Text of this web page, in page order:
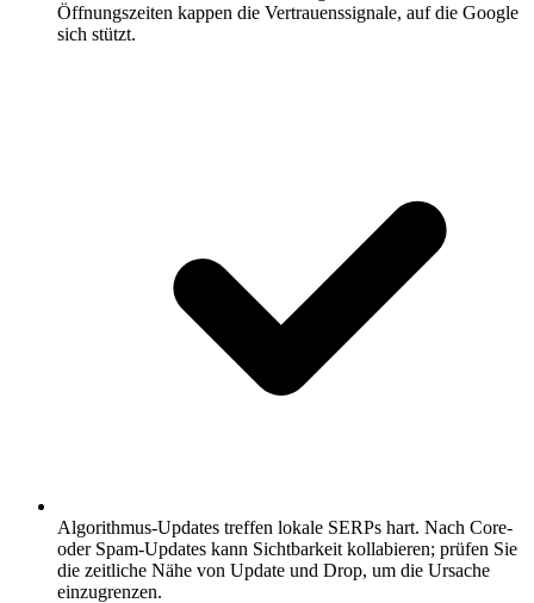
Öffnungszeiten kappen die Vertrauenssignale, auf die Google
sich stützt.
Algorithmus-Updates treffen lokale SERPs hart. Nach Core-
oder Spam-Updates kann Sichtbarkeit kollabieren; prüfen Sie
die zeitliche Nähe von Update und Drop, um die Ursache
einzugrenzen.